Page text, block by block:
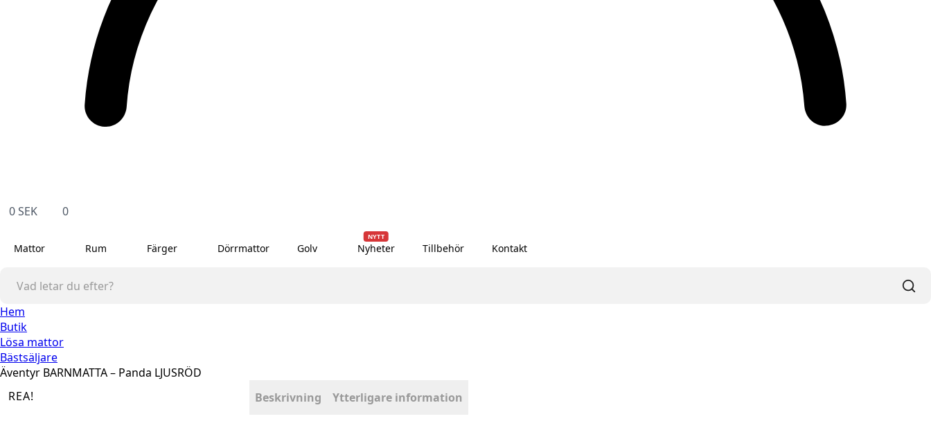
0SEK 0
Mattor Rum Färger Dörrmattor Golv Nyheter
NYTT
Tillbehör Kontakt
Hem
Butik
Lösa mattor
Bästsäljare
Äventyr BARNMATTA – Panda LJUSRÖD
REA!
Beskrivning Ytterligare information